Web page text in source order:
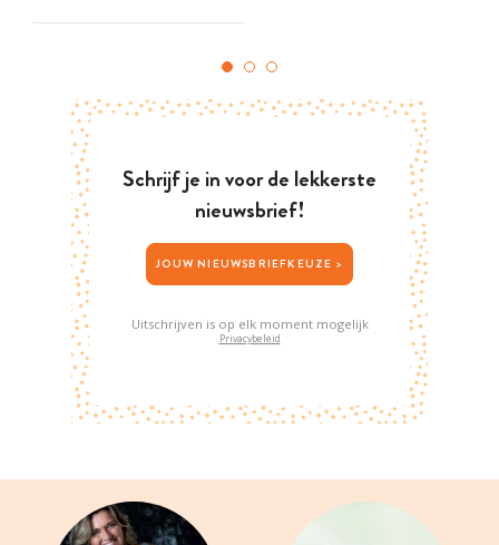
Schrijf je in voor de lekkerste
nieuwsbrief!
JOUW NIEUWSBRIEFKEUZE >
Uitschrijven is op elk moment mogelijk
Privacybeleid